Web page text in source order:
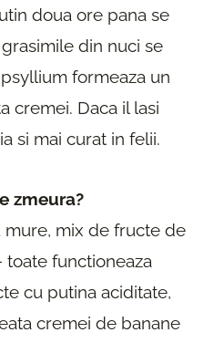
doua ore pana se
din nuci se
formeaza un
cremei. Daca il lasi
si mai curat in felii.
zmeura?
mure, mix de fructe de
functioneaza
cu putina aciditate,
cremei de banane